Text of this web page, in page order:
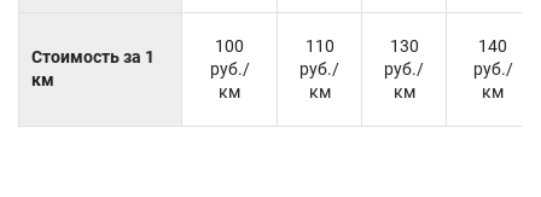
Стоимость за 1
км
100
руб./
км
110
руб./
км
130
руб./
км
140
руб./
км